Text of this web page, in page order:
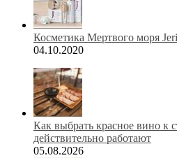
Косметика Мертвого моря
04.10.2020
Как выбрать красное вино к
действительно работают
05.08.2026